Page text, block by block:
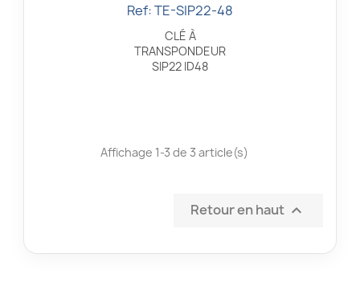
Aperçu rapide
Ref: TE-SIP22-48
CLÉ À
TRANSPONDEUR
SIP22 ID48
Affichage 1-3 de 3 article(s)
Retour en haut 